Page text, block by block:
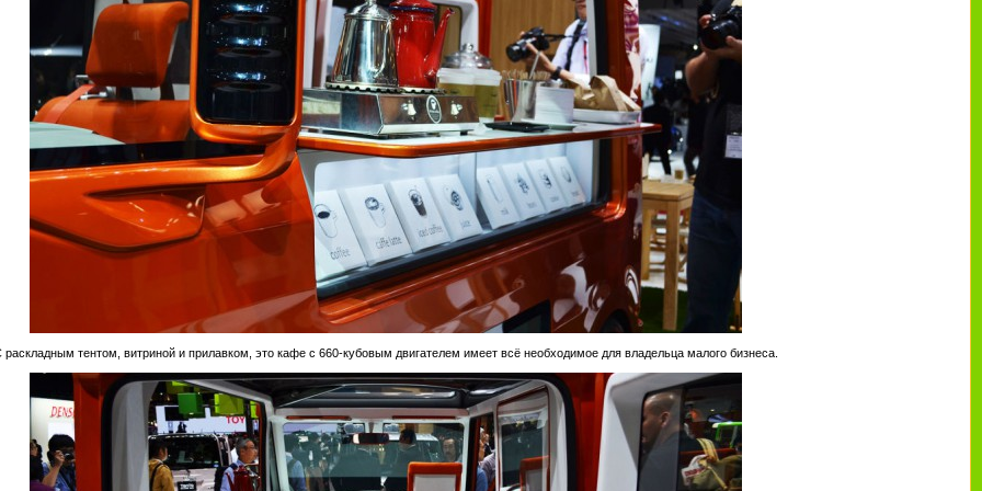
раскладным тентом, витриной и прилавком, это кафе с 660-кубовым двигателем имеет всё необходимое для владельца малого бизнеса.